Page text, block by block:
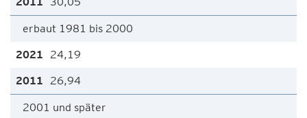
erbaut 1981 bis 2000
24,19
26,94
2001 und später